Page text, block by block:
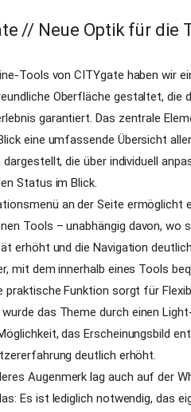
// Neue Optik für die
Tools von CITYgate haben wir
Oberfläche gestaltet, die
garantiert. Das zentrale
eine umfassende Übersicht
dargestellt, die über individuell
Status im Blick.
an der Seite ermöglicht
Tools – unabhängig davon, wo
erhöht und die Navigation
mit dem innerhalb eines Tools
praktische Funktion sorgt für
das Theme durch einen
das Erscheinungsbild
deutlich erhöht.
Augenmerk lag auch auf der
Es ist lediglich notwendig, das